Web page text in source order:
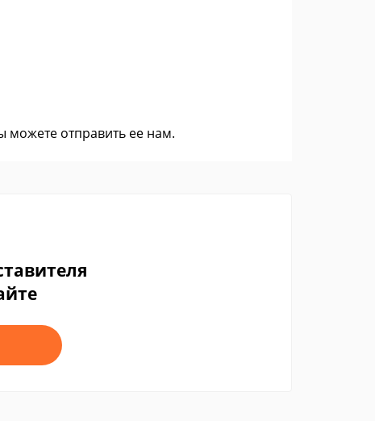
можете отправить ее нам.